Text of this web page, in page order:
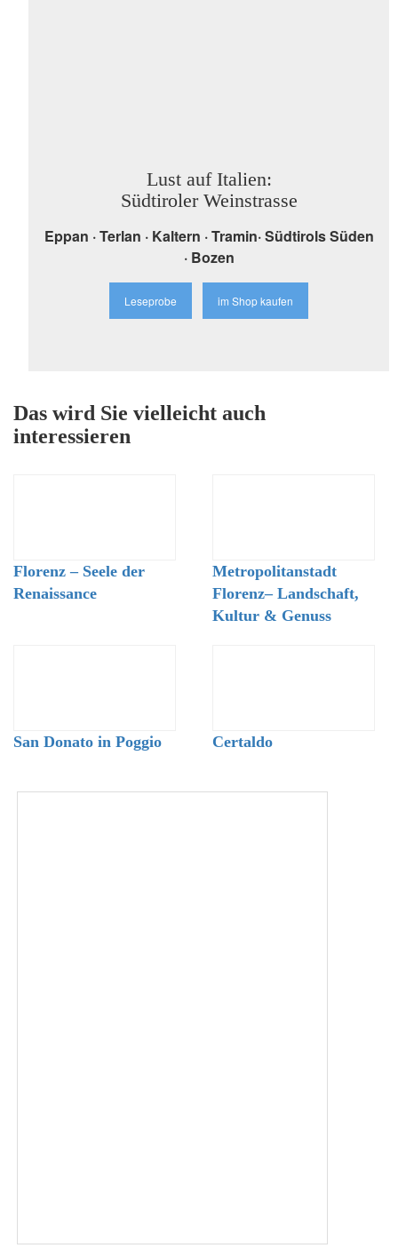
Lust auf Italien:
Südtiroler Weinstrasse
Eppan · Terlan · Kaltern · Tramin· Südtirols Süden
· Bozen
Leseprobe im Shop kaufen
Das wird Sie vielleicht auch
interessieren
Florenz – Seele der
Renaissance
Metropolitanstadt
Florenz– Landschaft,
Kultur & Genuss
San Donato in Poggio Certaldo